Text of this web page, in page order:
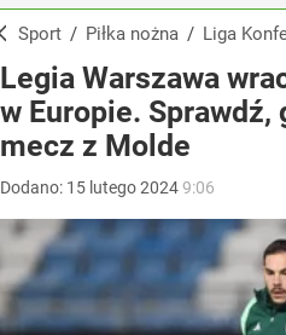
Sport / Piłka nożna / Liga
Legia Warszawa
w Europie.
mecz z Molde
Dodano: 15 lutego20249:06